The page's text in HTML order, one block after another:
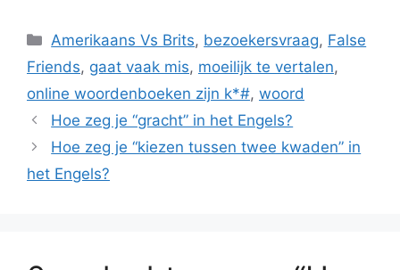
Categorieën
Amerikaans Vs Brits, bezoekersvraag, False
Friends, gaat vaak mis, moeilijk te vertalen,
online woordenboeken zijn k*#, woord
Hoe zeg je “gracht” in het Engels?
Hoe zeg je “kiezen tussen twee kwaden” in
het Engels?